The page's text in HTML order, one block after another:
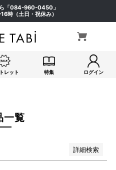
「084-960-0450 」
時（土日・祝休み）
レット 特集 ログイン
一覧
詳細検索
索